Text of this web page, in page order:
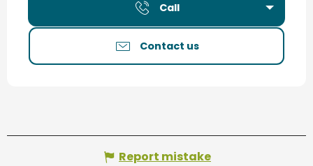
Call
Contact us
Report mistake